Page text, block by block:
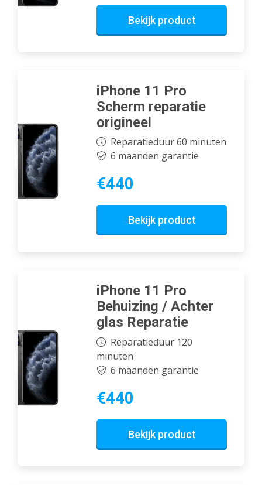
Bekijk product
iPhone 11 Pro
Scherm reparatie
origineel
Reparatieduur 60 minuten
6 maanden garantie
€440
Bekijk product
iPhone 11 Pro
Behuizing / Achter
glas Reparatie
Reparatieduur 120
minuten
6 maanden garantie
€440
Bekijk product